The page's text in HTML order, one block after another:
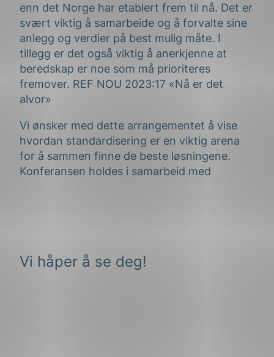
enn det Norge har etablert frem til nå. Det er
svært viktig å samarbeide og å forvalte sine
anlegg og verdier på best mulig måte. I
tillegg er det også viktig å anerkjenne at
beredskap er noe som må prioriteres
fremover. REF NOU 2023:17 «Nå er det
alvor»
Vi ønsker med dette arrangementet å vise
hvordan standardisering er en viktig arena
for å sammen finne de beste løsningene.
Konferansen holdes i samarbeid med
Vi håper å se deg!